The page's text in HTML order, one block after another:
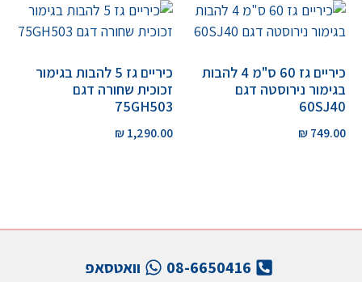
כיריים גז 60 ס"מ 4 להבות
בגימור נירוסטה דגם
60SJ40
749.00
₪
כיריים גז 5 להבות בגימור
זכוכית שחורה דגם
75GH503
1,290.00
₪
08-6650416 וואטסאפ